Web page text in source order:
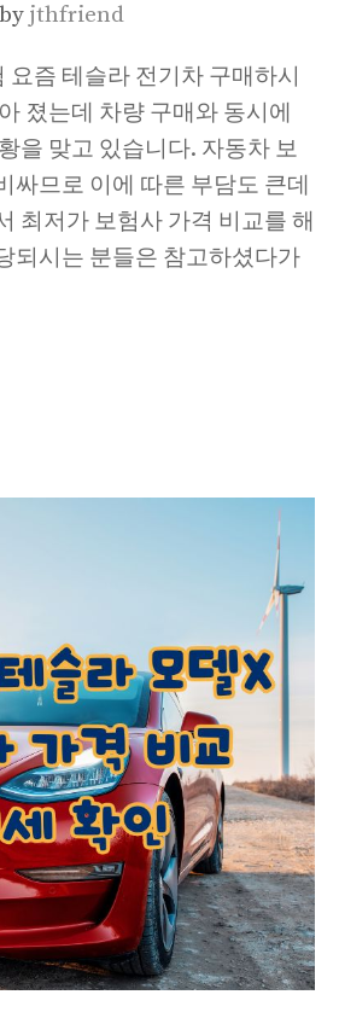
by jthfriend
요즘 테슬라 전기차 구매하시
졌는데 차량 구매와 동시에
을 맞고 있습니다. 자동차 보
싸므로 이에 따른 부담도 큰데
최저가 보험사 가격 비교를 해
되시는 분들은 참고하셨다가